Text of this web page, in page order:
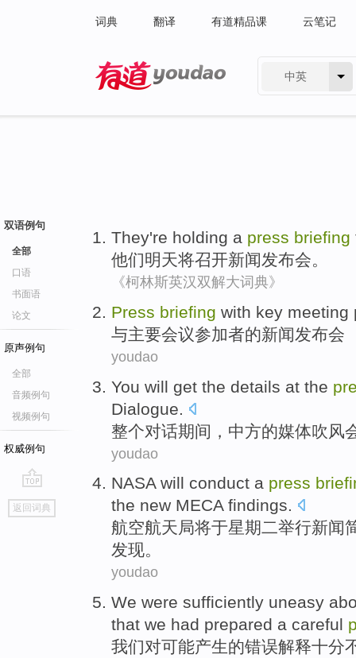
词典 翻译 有道精品课 云笔记
中英
双语例句
全部
口语
书面语
论文
原声例句
全部
音频例句
视频例句
权威例句
go
top
返回词典
They're holding a press briefing
他们明天将召开新闻发布会。
《柯林斯英汉双解大词典》
Press briefing with key meeting
与主要会议参加者的新闻发布会
youdao
You will get the details at the
Dialogue
整个对话期间，中方的媒体吹风
youdao
NASA will conduct a press
the new MECA findings.
航空航天局将于星期二举行新闻
发现。
youdao
We were sufficiently uneasy
that we had prepared a careful
我们对可能产生的错误解释十分